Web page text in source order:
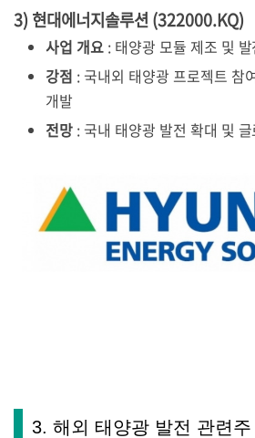
3) 현대에너지솔루션 (322000.KQ)
사업 개요 : 태양광 모듈 제조 및
강점 : 국내외 태양광 프로젝트 참
개발
전망 : 국내 태양광 발전 확대 및
3. 해외 태양광 발전 관련주